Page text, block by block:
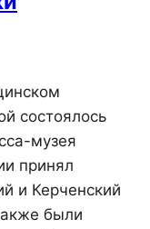
состоялось
музея
принял
и Керченский
были